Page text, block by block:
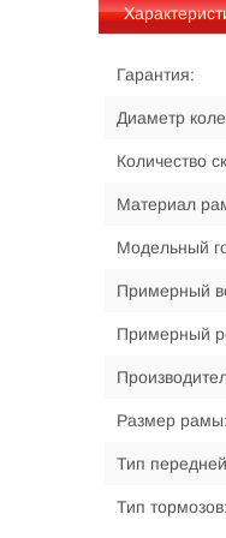
Гарантия:
Диаметр
Количество
Материал
Модельный
Примерный
Примерный
Размер рамы:
Тип
Тип тормозов: